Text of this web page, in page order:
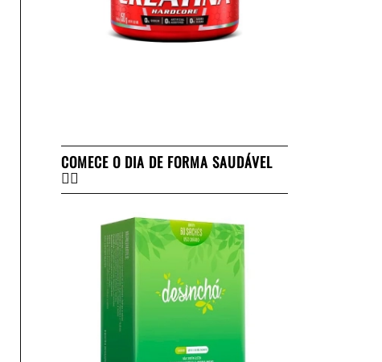
COMECE O DIA DE FORMA SAUDÁVEL
👇🏻